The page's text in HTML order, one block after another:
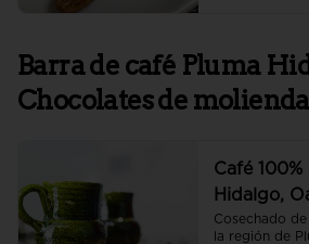
Barra de café Pluma
Chocolates de molienda
Café
Hidalgo,
Cosechado
la región de